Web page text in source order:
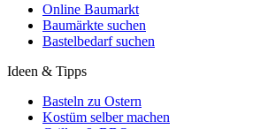
Online Baumarkt
Baumärkte suchen
Bastelbedarf suchen
Ideen & Tipps
Basteln zu Ostern
Kostüm selber machen